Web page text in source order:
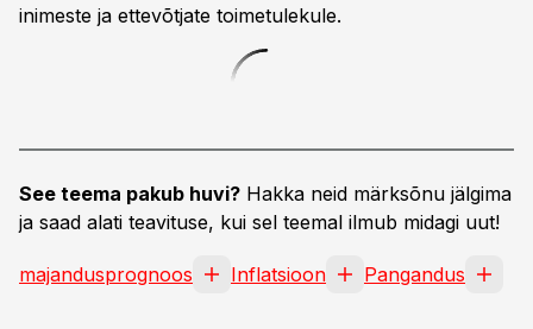
inimeste ja ettevõtjate toimetulekule.
See teema pakub huvi? Hakka neid märksõnu jälgima
ja saad alati teavituse, kui sel teemal ilmub midagi uut!
majandusprognoos Inflatsioon Pangandus